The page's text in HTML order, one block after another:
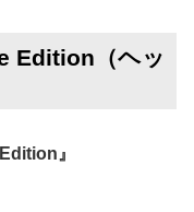
Edition（ヘッ
』